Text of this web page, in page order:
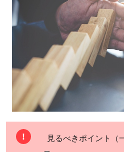
2.1.1
認定
NPO法
人 全
国こど
も食堂
ー・む
すび
見るべきポイント（